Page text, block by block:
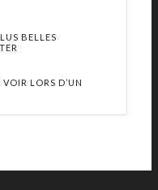
BELLES
LORS D’UN